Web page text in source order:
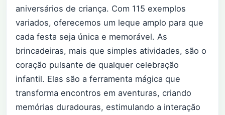
aniversários de criança. Com 115 exemplos
variados, oferecemos um leque amplo para que
cada festa seja única e memorável. As
brincadeiras, mais que simples atividades, são o
coração pulsante de qualquer celebração
infantil. Elas são a ferramenta mágica que
transforma encontros em aventuras, criando
memórias duradouras, estimulando a interação